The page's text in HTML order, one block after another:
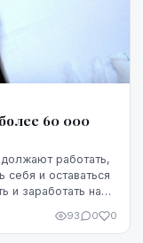
60 000
работать,
себя и оставаться
и заработать на
93 0 0